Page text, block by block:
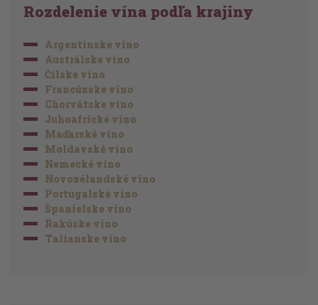
Rozdelenie vína podľa krajiny
Argentínske víno
Austrálske víno
Čílske víno
Francúzske víno
Chorvátske víno
Juhoafrické víno
Maďarské víno
Moldavské víno
Nemecké víno
Novozélandské víno
Portugalské víno
Španielske víno
Rakúske víno
Talianske víno